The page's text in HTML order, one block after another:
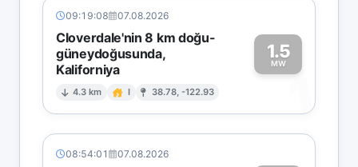
09:19:08 07.08.2026
Cloverdale'nin 8 km doğu-
güneydoğusunda,
Kaliforniya
4.3 km I 38.78, -122.93
1.5
MW
1
08:54:01 07.08.2026